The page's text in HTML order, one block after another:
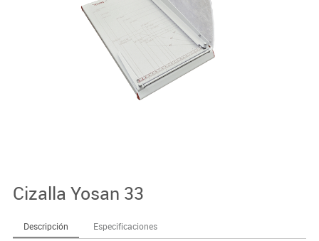
Cizalla Yosan 33
Descripción Especificaciones